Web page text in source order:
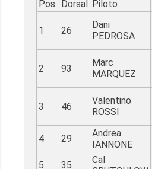
Pos. Dorsal Piloto
1 26
Dani
PEDROSA
2 93
Marc
MARQUEZ
3 46
Valentino
ROSSI
4 29
Andrea
IANNONE
5 35
Cal